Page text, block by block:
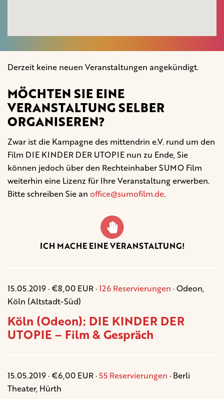
Derzeit keine neuen Veranstaltungen angekündigt.
MÖCHTEN SIE EINE
VERANSTALTUNG SELBER
ORGANISEREN?
Zwar ist die Kampagne des mittendrin e.V. rund um den
Film DIE KINDER DER UTOPIE nun zu Ende, Sie
können jedoch über den Rechteinhaber SUMO Film
weiterhin eine Lizenz für Ihre Veranstaltung erwerben.
Bitte schreiben Sie an office@sumofilm.de.
ICH MACHE EINE VERANSTALTUNG!
15.05.2019 · €8,00 EUR ·126 Reservierungen · Odeon,
Köln (Altstadt-Süd)
Köln (Odeon): DIE KINDER DER
UTOPIE – Film & Gespräch
15.05.2019 · €6,00 EUR ·55 Reservierungen · Berli
Theater, Hürth